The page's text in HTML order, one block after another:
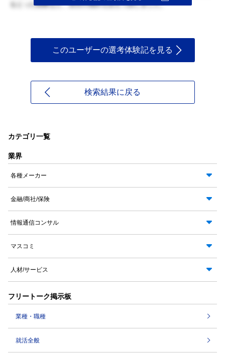
をとった経験など、自分の強みも交えて話しました。
このユーザーの選考体験記を見る
検索結果に戻る
カテゴリ一覧
業界
各種メーカー
金融/商社/保険
情報通信コンサル
マスコミ
人材/サービス
フリートーク掲示板
業種・職種
就活全般